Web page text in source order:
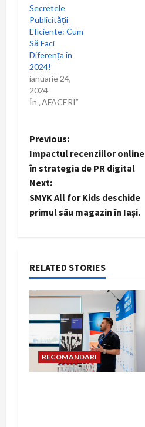
Secretele
Publicității
Eficiente: Cum
Să Faci
Diferența în
2024!
ianuarie 24,
2024
În „AFACERI”
P
o
s
t
a
v
i
g
Previous:
Impactul recenziilor online
în strategia de PR digital
Next:
SMYK All for Kids deschide
primul său magazin în Iași.
RELATED STORIES
RECOMANDARI